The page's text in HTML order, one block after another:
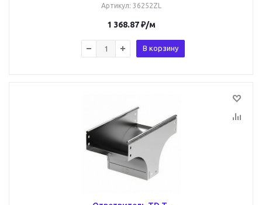
Артикул: 36252ZL
1 368.87₽/м
В корзину